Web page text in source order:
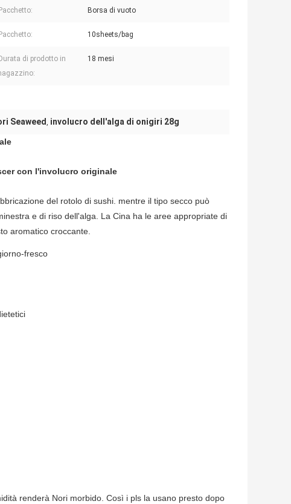
Pacchetto: Borsa di vuoto
Pacchetto: 10sheets/bag
Durata di prodotto in
18 mesi
Seaweed, involucro dell'alga di onigiri 28g
con l'involucro originale
del rotolo di sushi. mentre il tipo secco può
e di riso dell'alga. La Cina ha le aree appropriate di
aromatico croccante.
fresco
renderà Nori morbido. Così i pls la usano presto dopo